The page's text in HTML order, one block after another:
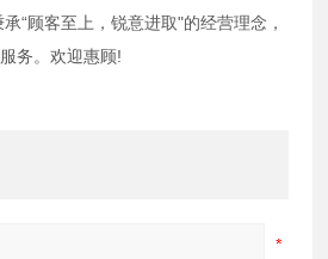
“顾客至上，锐意进取"的经营理念，
务。欢迎惠顾!